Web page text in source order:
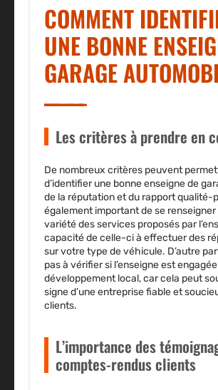
COMMENT
UNE BONNE
GARAGE
Les critères à prendre en
De nombreux critères peuvent
d’identifier une bonne enseigne de
de la réputation et du rapport qualité-
également important de se renseigner
variété des services proposés par
capacité de celle-ci à effectuer des
sur votre type de véhicule. D’autre
pas à vérifier si l’enseigne est
développement local, car cela peut
signe d’une entreprise fiable et
clients.
L’importance des
comptes-rendus clients